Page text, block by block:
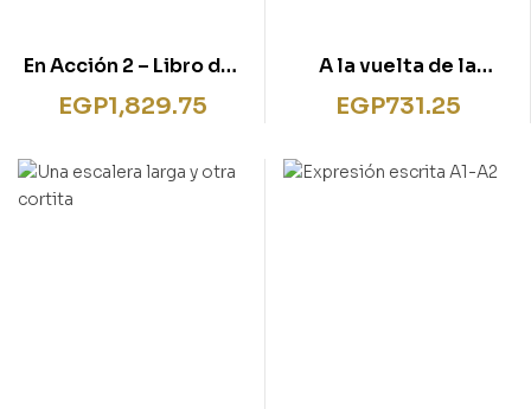
En Acción 2 – Libro del
alumno 2 + audio (B1)
EGP1,829.75
A la vuelta de la
esquina + audio
EGP731.25